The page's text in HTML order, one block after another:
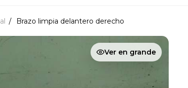
Brazo limpia delantero derecho
Ver en grande